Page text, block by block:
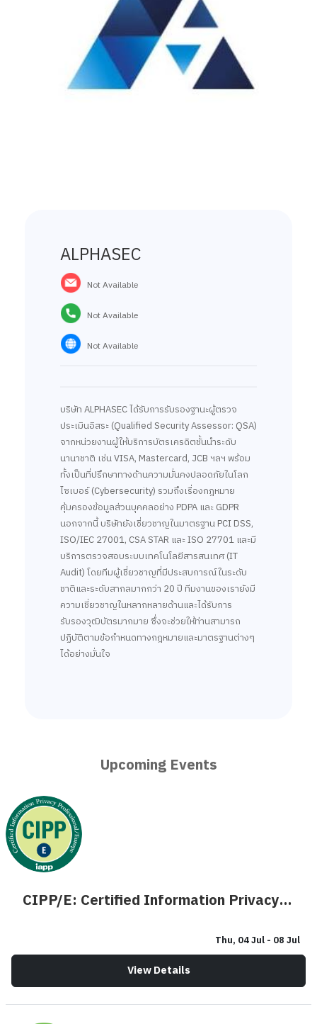
ALPHASEC
Not Available
Not Available
Not Available
บริษัท ALPHASEC ได้รับการรับรองฐานะผู้ตรวจ
ประเมินอิสระ (Qualified Security Assessor: QSA)
จากหน่วยงานผู้ให้บริการบัตรเครดิตชั้นนำระดับ
นานาชาติ เช่น VISA, Mastercard, JCB ฯลฯ พร้อม
ทั้งเป็นที่ปรึกษาทางด้านความมั่นคงปลอดภัยในโลก
ไซเบอร์ (Cybersecurity) รวมถึงเรื่องกฎหมาย
คุ้มครองข้อมูลส่วนบุคคลอย่าง PDPA และ GDPR
นอกจากนี้ บริษัทยังเชี่ยวชาญในมาตรฐาน PCI DSS,
ISO/IEC 27001, CSA STAR และ ISO 27701 และมี
บริการตรวจสอบระบบเทคโนโลยีสารสนเทศ (IT
Audit) โดยทีมผู้เชี่ยวชาญที่มีประสบการณ์ในระดับ
ชาติและระดับสากลมากกว่า 20 ปี ทีมงานของเรายังมี
ความเชี่ยวชาญในหลากหลายด้านและได้รับการ
รับรองวุฒิบัตรมากมาย ซึ่งจะช่วยให้ท่านสามารถ
ปฏิบัติตามข้อกำหนดทางกฎหมายและมาตรฐานต่างๆ
ได้อย่างมั่นใจ
Upcoming Events
CIPP/E: Certified Information Privacy Professional
Thu, 04 Jul- 08 Jul
View Details